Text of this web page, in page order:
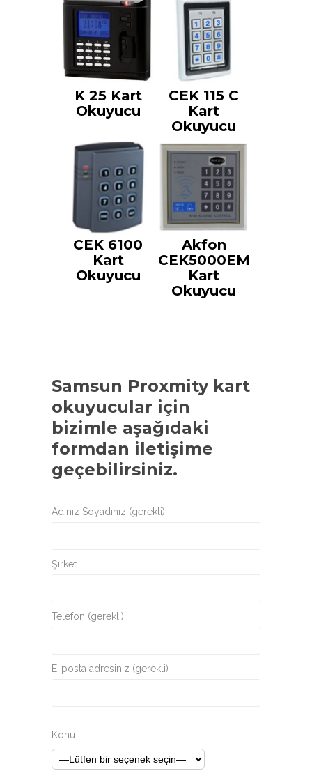
K 25 Kart
Okuyucu
CEK 115 C
Kart
Okuyucu
CEK 6100
Kart
Okuyucu
Akfon
CEK5000EM
Kart
Okuyucu
Samsun Proxmity kart
okuyucular için
bizimle aşağıdaki
formdan iletişime
geçebilirsiniz.
Adınız Soyadınız (gerekli)
Şirket
Telefon (gerekli)
E-posta adresiniz (gerekli)
Konu